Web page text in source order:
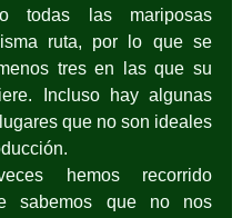
todas las mariposas
ruta, por lo que se
tres en las que su
Incluso hay algunas
que no son ideales
hemos recorrido
sabemos que no nos